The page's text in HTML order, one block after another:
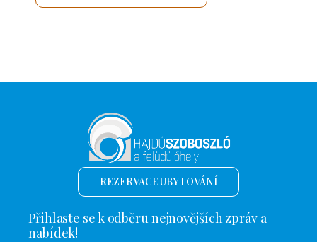
REZERVACE UBYTOVÁNÍ
Přihlaste se k odběru nejnovějších zpráv a
nabídek!